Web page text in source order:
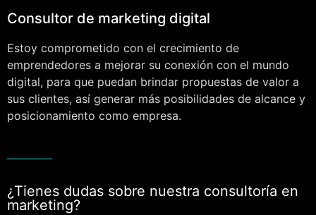
Consultor de marketing digital
Estoy comprometido con el crecimiento de
emprendedores a mejorar su conexión con el mundo
digital, para que puedan brindar propuestas de valor a
sus clientes, así generar más posibilidades de alcance y
posicionamiento como empresa.
¿Tienes dudas sobre nuestra consultoría en
marketing?